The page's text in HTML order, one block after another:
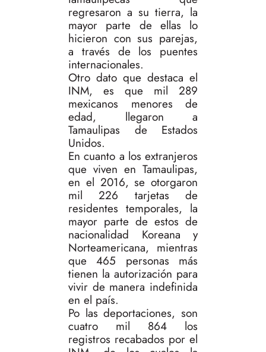
regresaron a su tierra, la
mayor parte de ellas lo
hicieron con sus parejas,
a través de los puentes
internacionales.
Otro dato que destaca el
INM, es que mil 289
mexicanos menores de
edad, llegaron a
Tamaulipas de Estados
Unidos.
En cuanto a los extranjeros
que viven en Tamaulipas,
en el 2016, se otorgaron
mil 226 tarjetas de
residentes temporales, la
mayor parte de estos de
nacionalidad Koreana y
Norteamericana, mientras
que 465 personas más
tienen la autorización para
vivir de manera indefinida
en el país.
Po las deportaciones, son
cuatro mil 864 los
registros recabados por el